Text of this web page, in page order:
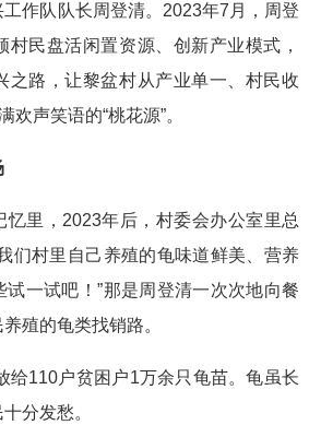
作队队长周登清。2023年7月，周登
村民盘活闲置资源、创新产业模式，
之路，让黎盆村从产业单一、村民收
欢声笑语的“桃花源”。
忆里，2023年后，村委会办公室里总
们村里自己养殖的龟味道鲜美、营养
一试吧！”那是周登清一次次地向餐
殖的龟类找销路。
给110户贫困户1万余只龟苗。龟虽长
分发愁。